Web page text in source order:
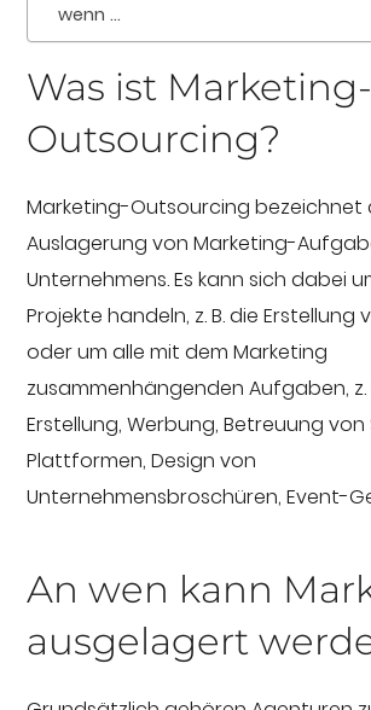
wenn …
Was ist Marketing-
Outsourcing?
Marketing-Outsourcing bezeichnet
Auslagerung von Marketing-
Unternehmens. Es kann sich dabei
Projekte handeln, z. B. die Erstellung
oder um alle mit dem Marketing
zusammenhängenden Aufgaben, z.
Erstellung, Werbung, Betreuung
Plattformen, Design von
Unternehmensbroschüren, Event-
An wen kann
ausgelagert